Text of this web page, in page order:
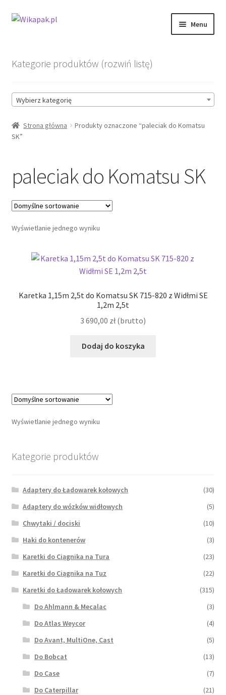
Przejdź
Przejdź
Menu
Telefon #1: 694 070 869
Telefon #2: 694-092-172
Kategorie produktów (rozwiń listę)
Wybierz kategorię
Strona główna
Produkty oznaczone “paleciak do Komatsu
SK”
paleciak do Komatsu SK
Wyświetlanie jednego wyniku
Karetka 1,15m 2,5t do Komatsu SK 715-820 z Widłmi SE
1,2m 2,5t
3 690,00 zł(brutto)
Dodaj do koszyka
Wyświetlanie jednego wyniku
Kategorie produktów
Adaptery do Ładowarek kołowych
(30)
Adaptery do wózków widłowych
(5)
Chwytaki / dociski
(10)
Haki do kontenerów
(3)
Karetki do Ciągnika na Tura
(23)
Karetki do Ciągnika na Tuz
(22)
Karetki do Ładowarek kołowych
(315)
Do Ahlmann & Mecalac
(3)
Do Atlas Weycor
(4)
Do Avant, MultiOne, Cast
(5)
Do Bobcat
(13)
Do Case
(7)
Do Caterpillar
(21)